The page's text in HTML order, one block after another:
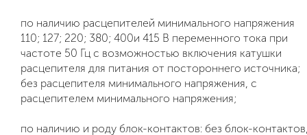
по наличию расцепителей минимального напряжения
110; 127; 220; 380; 400и 415 В переменного тока при
частоте 50 Гц с возможностью включения катушки
расцепителя для питания от постороннего источника;
без расцепителя минимального напряжения, с
расцепителем минимального напряжения;
по наличию и роду блок-контактов: без блок-